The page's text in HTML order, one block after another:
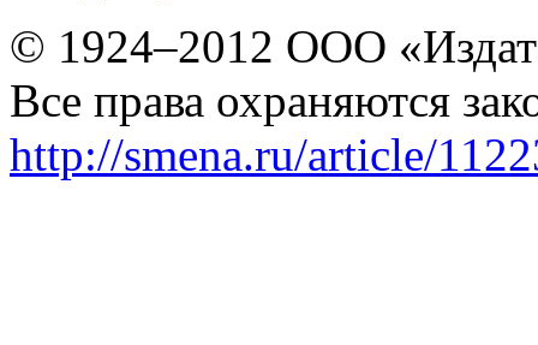
© 1924–2012 ООО
Все права охраняются
http://smena.ru/article/